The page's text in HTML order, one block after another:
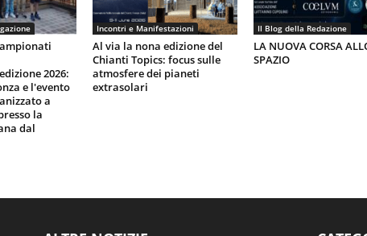
2026:
e l'evento
a
la
dal
Incontri e Manifestazioni
Al via la nona edizione del
Chianti Topics: focus sulle
atmosfere dei pianeti
extrasolari
Il Blog della Redazione
LA NUOVA CORSA
SPAZIO